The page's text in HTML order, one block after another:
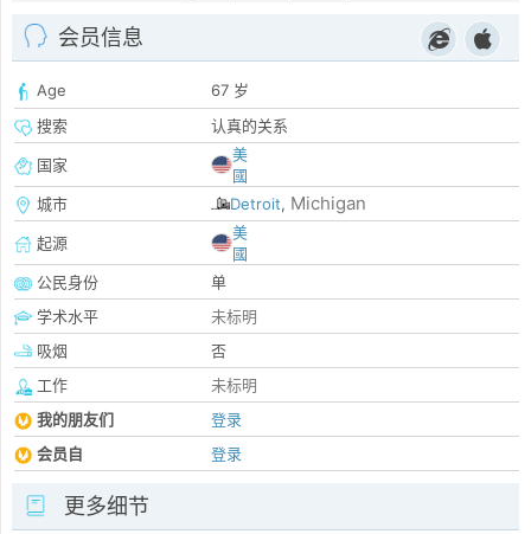
会员信息
Age
67 岁
搜索
认真的关系
国家
美
國
城市
Detroit, Michigan
起源
美
國
公民身份
单
学术水平
未标明
吸烟
否
工作
未标明
我的朋友们
登录
会员自
登录
更多细节